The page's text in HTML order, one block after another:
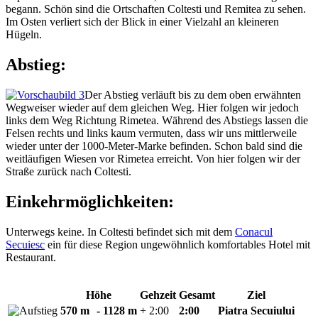
begann. Schön sind die Ortschaften Coltesti und Remitea zu sehen.
Im Osten verliert sich der Blick in einer Vielzahl an kleineren
Hügeln.
Abstieg:
Der Abstieg verläuft bis zu dem oben erwähnten
Wegweiser wieder auf dem gleichen Weg. Hier folgen wir jedoch
links dem Weg Richtung Rimetea. Während des Abstiegs lassen die
Felsen rechts und links kaum vermuten, dass wir uns mittlerweile
wieder unter der 1000-Meter-Marke befinden. Schon bald sind die
weitläufigen Wiesen vor Rimetea erreicht. Von hier folgen wir der
Straße zurück nach Coltesti.
Einkehrmöglichkeiten:
Unterwegs keine. In Coltesti befindet sich mit dem Conacul
Secuiesc ein für diese Region ungewöhnlich komfortables Hotel mit
Restaurant.
Höhe Gehzeit Gesamt
Ziel
570 m - 1128 m + 2:00 2:00 Piatra Secuiului